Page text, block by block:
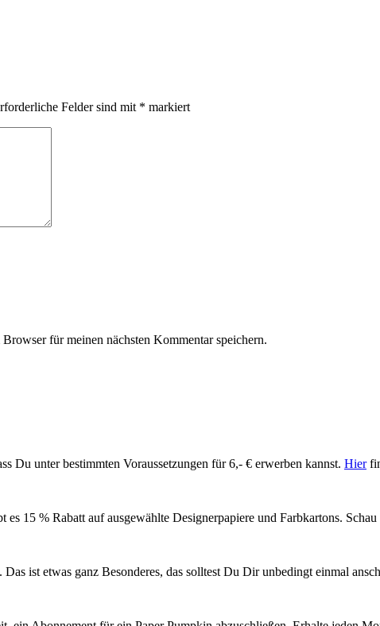
Felder sind mit * markiert
für meinen nächsten Kommentar speichern.
Du unter bestimmten Voraussetzungen für 6,- € erwerben kannst. Hier
15 % Rabatt auf ausgewählte Designerpapiere und Farbkartons.
ist etwas ganz Besonderes, das solltest Du Dir unbedingt einmal